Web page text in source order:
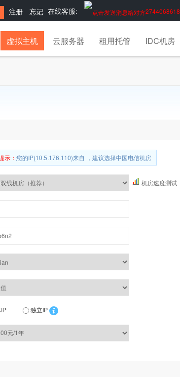
在线客服: 2744068618
注册 忘记
虚拟主机 云服务器 租用托管 IDC机房
示： 您的IP(10.5.176.110)来自 ，建议选择中国电信机房
机房速度测试
独立IP